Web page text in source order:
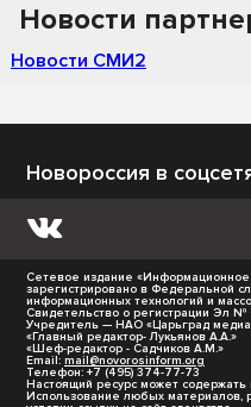
Новости
Новости СМИ2
Новороссия в
Сетевое издание «Информационное
зарегистрировано в Федеральной
информационных технологий и
Свидетельство о регистрации Эл
Учредитель — НАО «Царьград
«Главный редактор- Лукьянов А.А.»
«Шеф-редактор - Садчиков А.М.»
Email: mail@novorosinform.org
Телефон: +7 (495) 374-77-73
Настоящий ресурс может содержать
Использование любых материалов,